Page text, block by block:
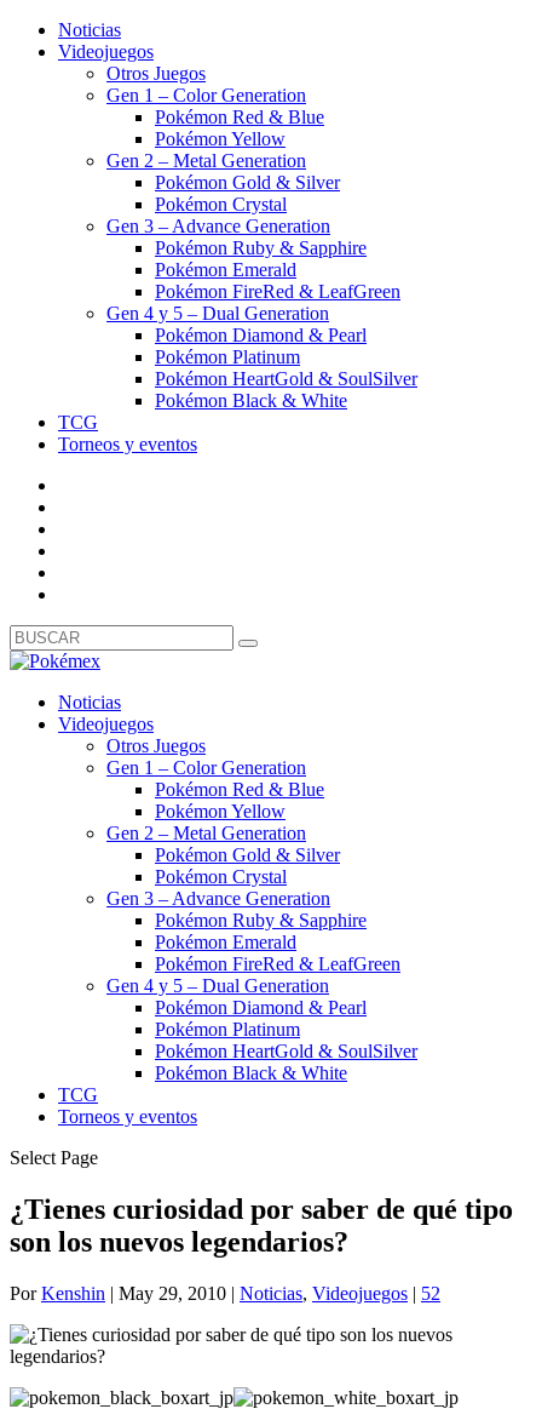
Noticias
Videojuegos
Otros Juegos
Gen 1 – Color Generation
Pokémon Red & Blue
Pokémon Yellow
Gen 2 – Metal Generation
Pokémon Gold & Silver
Pokémon Crystal
Gen 3 – Advance Generation
Pokémon Ruby & Sapphire
Pokémon Emerald
Pokémon FireRed & LeafGreen
Gen 4 y 5 – Dual Generation
Pokémon Diamond & Pearl
Pokémon Platinum
Pokémon HeartGold & SoulSilver
Pokémon Black & White
TCG
Torneos y eventos
Noticias
Videojuegos
Otros Juegos
Gen 1 – Color Generation
Pokémon Red & Blue
Pokémon Yellow
Gen 2 – Metal Generation
Pokémon Gold & Silver
Pokémon Crystal
Gen 3 – Advance Generation
Pokémon Ruby & Sapphire
Pokémon Emerald
Pokémon FireRed & LeafGreen
Gen 4 y 5 – Dual Generation
Pokémon Diamond & Pearl
Pokémon Platinum
Pokémon HeartGold & SoulSilver
Pokémon Black & White
TCG
Torneos y eventos
Select Page
¿Tienes curiosidad por saber de qué tipo
son los nuevos legendarios?
PorKenshin | May 29, 2010 | Noticias, Videojuegos | 52